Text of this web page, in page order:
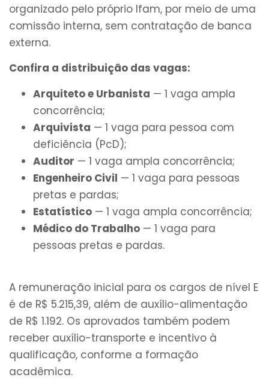
organizado pelo próprio Ifam, por meio de uma
comissão interna, sem contratação de banca
externa.
Confira a distribuição das vagas:
Arquiteto e Urbanista — 1 vaga ampla
concorrência;
Arquivista — 1 vaga para pessoa com
deficiência (PcD);
Auditor — 1 vaga ampla concorrência;
Engenheiro Civil — 1 vaga para pessoas
pretas e pardas;
Estatístico — 1 vaga ampla concorrência;
Médico do Trabalho — 1 vaga para
pessoas pretas e pardas.
A remuneração inicial para os cargos de nível E
é de R$ 5.215,39, além de auxílio-alimentação
de R$ 1.192. Os aprovados também podem
receber auxílio-transporte e incentivo à
qualificação, conforme a formação
acadêmica.